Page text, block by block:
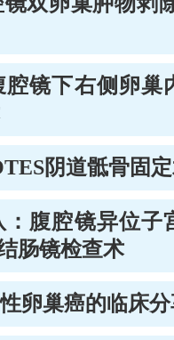
镜下右侧卵巢
阴道骶骨固
腹腔镜异位子
肠镜检查术
卵巢癌的临床